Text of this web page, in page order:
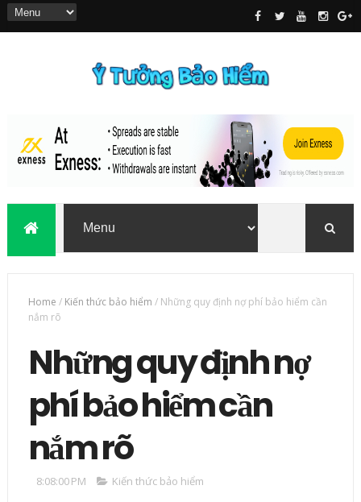
Home / Kiến thức bảo hiểm / Những quy định nợ phí bảo hiểm cần
nắm rõ
Những quy định nợ
phí bảo hiểm cần
nắm rõ
8:08:00 PM Kiến thức bảo hiểm